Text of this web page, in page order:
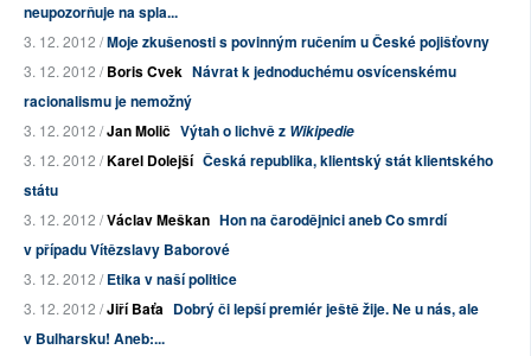
neupozorňuje na spla...
3. 12. 2012 /Moje zkušenosti s povinným ručením u České pojišťovny
3. 12. 2012 /Boris Cvek Návrat k jednoduchému osvícenskému
racionalismu je nemožný
3. 12. 2012 /Jan Molič Výtah o lichvě z Wikipedie
3. 12. 2012 /Karel Dolejší Česká republika, klientský stát klientského
státu
3. 12. 2012 /Václav Meškan Hon na čarodějnici aneb Co smrdí
v případu Vítězslavy Baborové
3. 12. 2012 /Etika v naší politice
3. 12. 2012 /Jiří Baťa Dobrý či lepší premiér ještě žije. Ne u nás, ale
v Bulharsku! Aneb:...